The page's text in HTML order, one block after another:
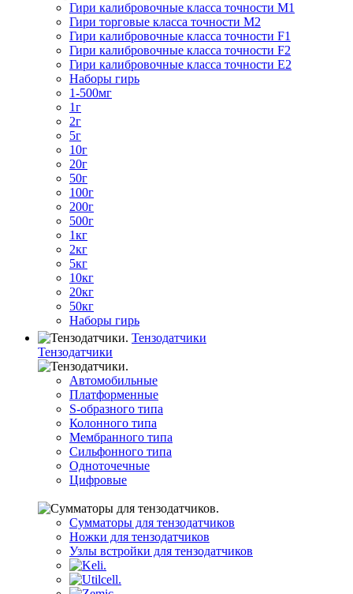
Гири калибровочные класса точности M1
Гири торговые класса точности M2
Гири калибровочные класса точности F1
Гири калибровочные класса точности F2
Гири калибровочные класса точности E2
Наборы гирь
1-500мг
1г
2г
5г
10г
20г
50г
100г
200г
500г
1кг
2кг
5кг
10кг
20кг
50кг
Наборы гирь
Тензодатчики
Тензодатчики
Автомобильные
Платформенные
S-образного типа
Колонного типа
Мембранного типа
Сильфонного типа
Одноточечные
Цифровые
Сумматоры для тензодатчиков
Ножки для тензодатчиков
Узлы встройки для тензодатчиков